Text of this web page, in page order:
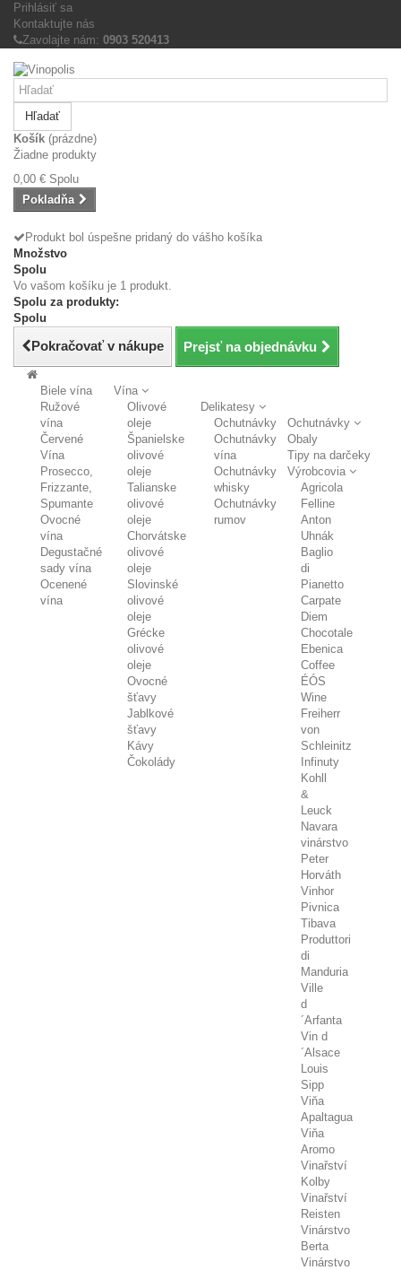
Prihlásiť sa
Kontaktujte nás
Zavolajte nám: 0903 520413
Hľadať
Košík (prázdne)
Žiadne produkty
0,00 € Spolu
Pokladňa
Produkt bol úspešne pridaný do vášho košíka
Množstvo
Spolu
Vo vašom košíku je 1 produkt.
Spolu za produkty:
Spolu
Pokračovať v nákupe Prejsť na objednávku
Vína
Biele vína
Ružové
vína
Červené
Vína
Prosecco,
Frizzante,
Spumante
Ovocné
vína
Degustačné
sady vína
Ocenené
vína
Delikatesy
Olivové
oleje
Španielske
olivové
oleje
Talianske
olivové
oleje
Chorvátske
olivové
oleje
Slovinské
olivové
oleje
Grécke
olivové
oleje
Ovocné
šťavy
Jablkové
šťavy
Kávy
Čokolády
Ochutnávky
Ochutnávky
Ochutnávky
vína
Ochutnávky
whisky
Ochutnávky
rumov
Obaly
Tipy na darčeky
Výrobcovia
Agricola
Felline
Anton
Uhnák
Baglio
di
Pianetto
Carpate
Diem
Chocotale
Ebenica
Coffee
ÉÓS
Wine
Freiherr
von
Schleinitz
Infinuty
Kohll
&
Leuck
Navara
vinárstvo
Peter
Horváth
Vinhor
Pivnica
Tibava
Produttori
di
Manduria
Ville
d
´Arfanta
Vin d
´Alsace
Louis
Sipp
Viňa
Apaltagua
Viňa
Aromo
Vinařství
Kolby
Vinařství
Reisten
Vinárstvo
Berta
Vinárstvo